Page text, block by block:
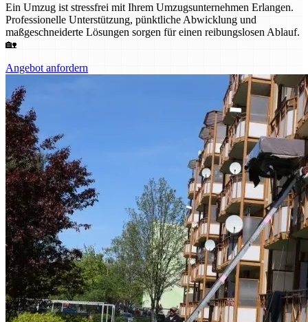
Ein Umzug ist stressfrei mit Ihrem Umzugsunternehmen Erlangen.
Professionelle Unterstützung, pünktliche Abwicklung und
maßgeschneiderte Lösungen sorgen für einen reibungslosen Ablauf.
🏡
Angebot anfordern